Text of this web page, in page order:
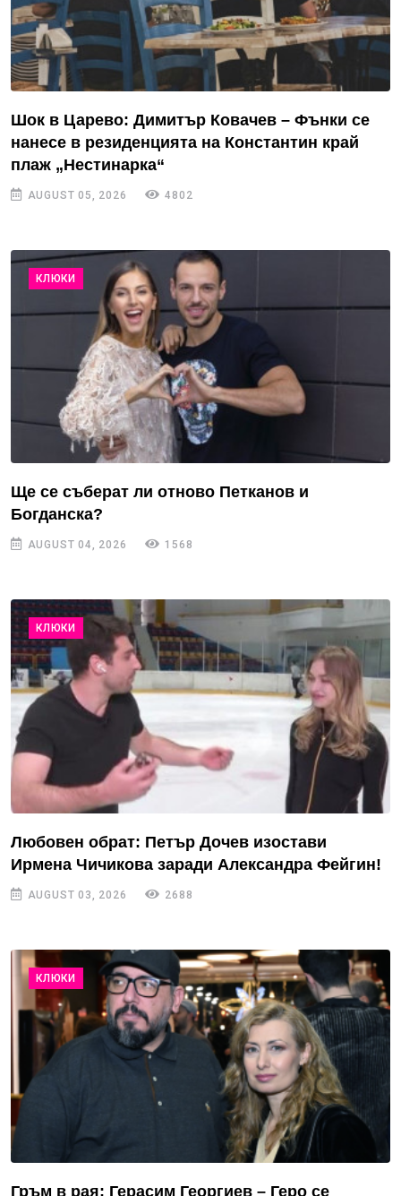
Шок в Царево: Димитър Ковачев – Фънки се
нанесе в резиденцията на Константин край
плаж „Нестинарка“
AUGUST 05, 2026 4802
КЛЮКИ
Ще се съберат ли отново Петканов и
Богданска?
AUGUST 04, 2026 1568
КЛЮКИ
Любовен обрат: Петър Дочев изостави
Ирмена Чичикова заради Александра Фейгин!
AUGUST 03, 2026 2688
КЛЮКИ
Гръм в рая: Герасим Георгиев – Геро се